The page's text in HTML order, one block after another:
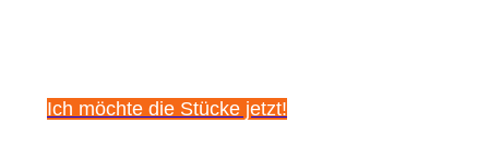
Ich möchte die Stücke jetzt!